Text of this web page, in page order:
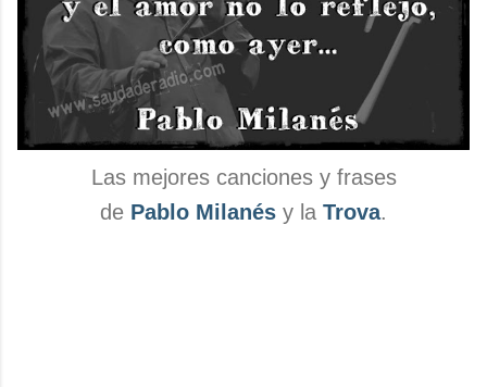
Las mejores canciones y frases
de Pablo Milanés y la Trova.